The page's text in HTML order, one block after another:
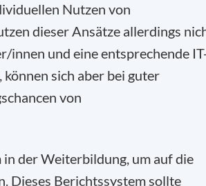
Nutzen von
dieser Ansätze allerdings
innen und eine entsprechende
sich aber bei guter
von
der Weiterbildung, um auf die
Dieses Berichtssystem sollte